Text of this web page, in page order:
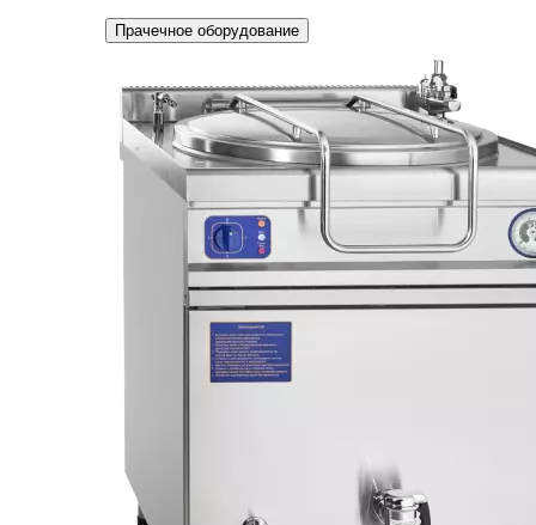
Прачечное оборудование